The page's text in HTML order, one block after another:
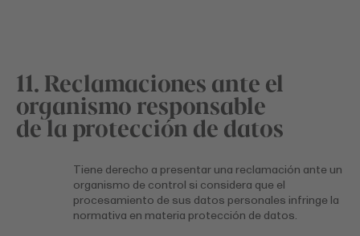
11. Reclamaciones ante el
organismo responsable
de la protección de datos
Tiene derecho a presentar una reclamación ante un
organismo de control si considera que el
procesamiento de sus datos personales infringe la
normativa en materia protección de datos.